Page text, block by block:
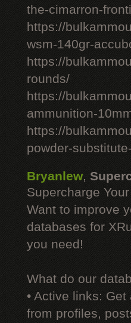
the-cimarron-
https://
wsm-140gr-
https://
rounds/
https://
ammunition-
https://
powder-
Bryanlew,
Supercharge
Want to improve
databases for
you need!
What do our
• Active links:
from profiles,